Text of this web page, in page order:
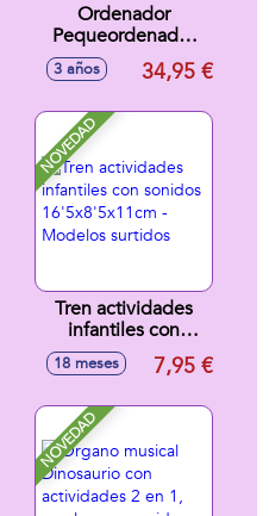
Ordenador
Pequeordenador
20 actividades
21x27x7 cm
3 años 34,95 €
NOVEDAD
Tren actividades
infantiles con
sonidos
16'5x8'5x11cm -
18 meses 7,95 €
NOVEDAD